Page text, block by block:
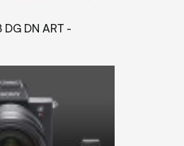
DN ART -